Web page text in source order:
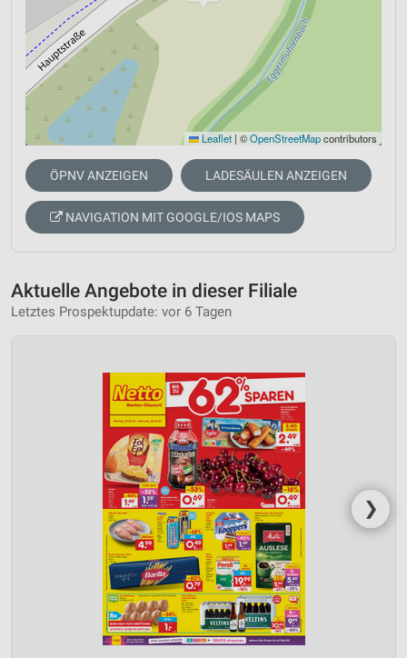
Leaflet | ©OpenStreetMapcontributors
ÖPNV ANZEIGEN LADESÄULEN ANZEIGEN
NAVIGATION MIT GOOGLE/IOS MAPS
Aktuelle Angebote in dieser Filiale
Letztes Prospektupdate: vor 6 Tagen
❯